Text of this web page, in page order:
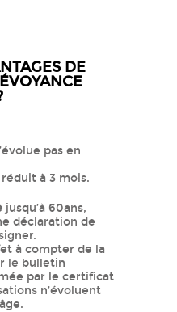
DE
pas en
à 3 mois.
jusqu’à 60ans,
déclaration de
à compter de la
le bulletin
par le certificat
n’évoluent